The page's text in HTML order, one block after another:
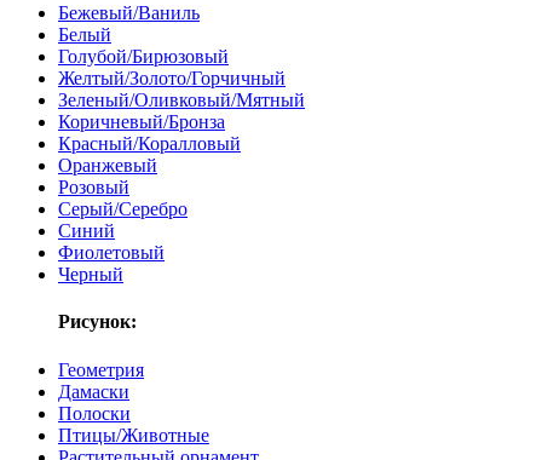
Бежевый/Ваниль
Белый
Голубой/Бирюзовый
Желтый/Золото/Горчичный
Зеленый/Оливковый/Мятный
Коричневый/Бронза
Красный/Коралловый
Оранжевый
Розовый
Серый/Серебро
Синий
Фиолетовый
Черный
Рисунок:
Геометрия
Дамаски
Полоски
Птицы/Животные